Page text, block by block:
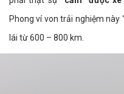
Phong ví von trải nghiệm này
lái từ 600 – 800 km.